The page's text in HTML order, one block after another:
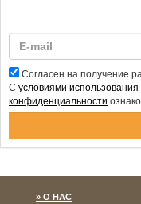
Согласен на получение
С условиями использования
конфиденциальности
Спасибо за подписку!
О НАС